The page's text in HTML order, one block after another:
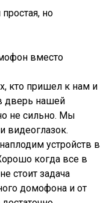
но
кто пришел к нам и
дверь нашей
не сильно. Мы
видеоглазок.
устройств в
когда все в
стоит задача
домофона и от